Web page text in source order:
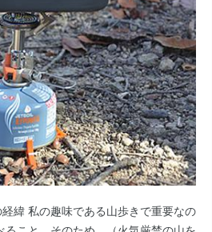
緯 私の趣味である山歩きで重要なの